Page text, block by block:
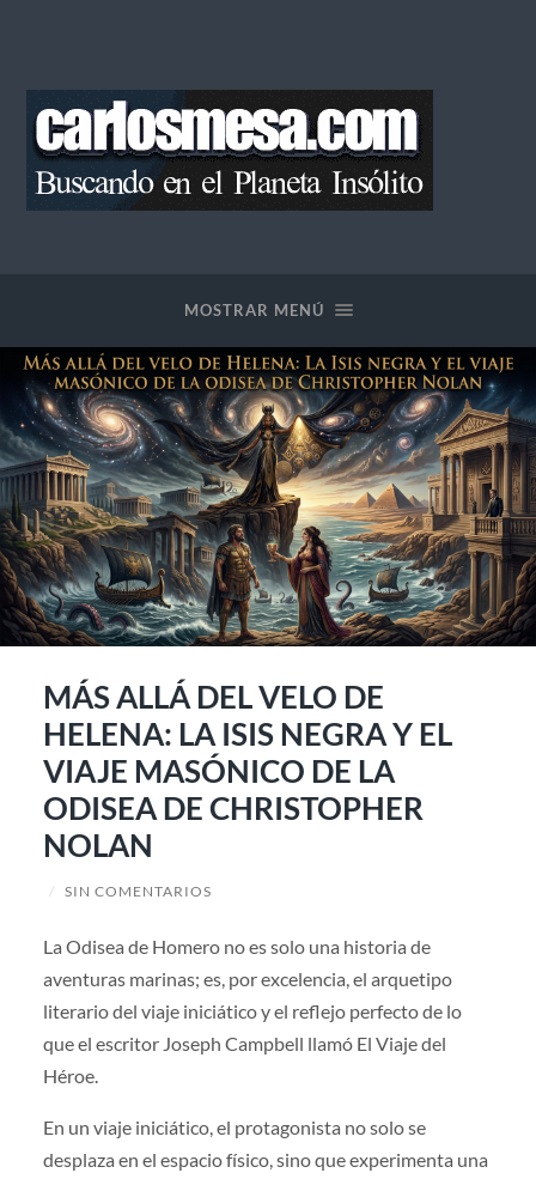
MOSTRAR MENÚ
MÁS ALLÁ DEL VELO DE
HELENA: LA ISIS NEGRA Y EL
VIAJE MASÓNICO DE LA
ODISEA DE CHRISTOPHER
NOLAN
/ SIN COMENTARIOS
La Odisea de Homero no es solo una historia de
aventuras marinas; es, por excelencia, el arquetipo
literario del viaje iniciático y el reflejo perfecto de lo
que el escritor Joseph Campbell llamó El Viaje del
Héroe.
En un viaje iniciático, el protagonista no solo se
desplaza en el espacio físico, sino que experimenta una